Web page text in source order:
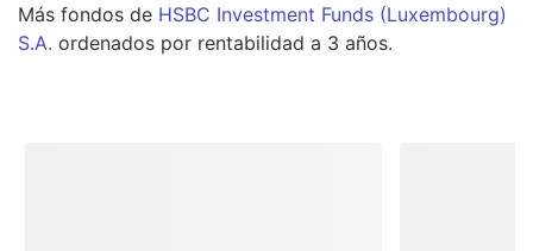
Más fondos de HSBC Investment Funds (Luxembourg)
S.A. ordenados por rentabilidad a 3 años.